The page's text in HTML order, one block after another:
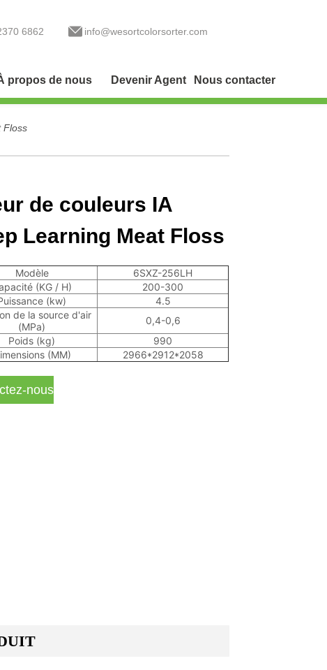
6862 info@wesortcolorsorter.com
propos de nous Devenir Agent Nous contacter
Floss
de couleurs IA
Learning Meat Floss
Modèle
6SXZ-256LH
(KG / H)
200-300
(kw)
4.5
de la source d'air
(MPa)
0,4-0,6
Poids (kg)
990
(MM)
2966*2912*2058
nous